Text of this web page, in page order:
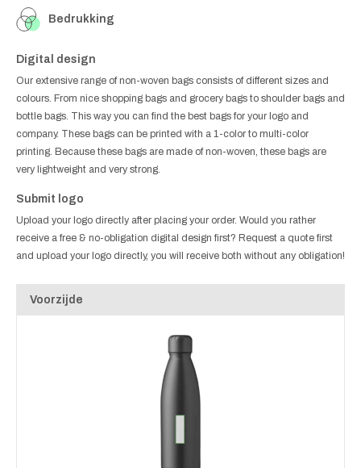
Bedrukking
Digital design
Our extensive range of non-woven bags consists of different sizes and
colours. From nice shopping bags and grocery bags to shoulder bags and
bottle bags. This way you can find the best bags for your logo and
company. These bags can be printed with a 1-color to multi-color
printing. Because these bags are made of non-woven, these bags are
very lightweight and very strong.
Submit logo
Upload your logo directly after placing your order. Would you rather
receive a free & no-obligation digital design first? Request a quote first
and upload your logo directly, you will receive both without any obligation!
Voorzijde